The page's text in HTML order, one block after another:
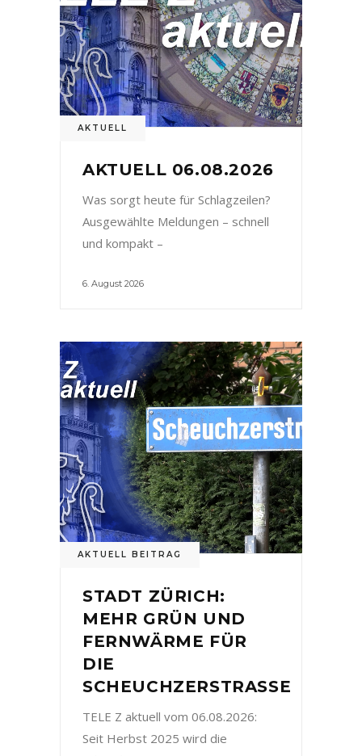
AKTUELL
AKTUELL 06.08.2026
Was sorgt heute für Schlagzeilen?
Ausgewählte Meldungen – schnell
und kompakt –
6. August 2026
AKTUELL BEITRAG
STADT ZÜRICH:
MEHR GRÜN UND
FERNWÄRME FÜR
DIE
SCHEUCHZERSTRASSE
TELE Z aktuell vom 06.08.2026:
Seit Herbst 2025 wird die